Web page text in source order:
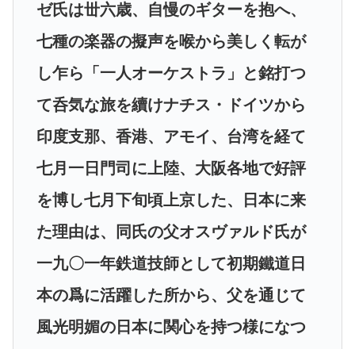
ゼ氏は丗六歳、自慢のギターを抱へ、
七種の楽器の擬声を喉から美しく転が
し乍ら「一人オーケストラ」と銘打つ
て呑気な旅を續けナチス・ドイツから
印度支那、香港、アモイ、台湾を経て
七月一日門司に上陸、大阪各地で好評
を博し七月下旬頃上京した、日本に来
た理由は、同氏の父オスヴァルド氏が
一九〇一年鉄道技師として初期鐵道日
本の爲に活躍した所から、父を通じて
風光明媚の日本に関心を持つ様になつ